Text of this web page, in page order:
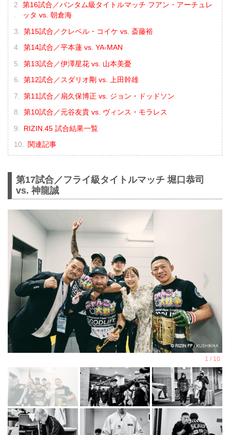
第16試合／バンタム級タイトルマッチ フアン・アーチュレ
ッタ vs. 朝倉海
第15試合／クレベル・コイケ vs. 斎藤裕
第14試合／平本蓮 vs. YA-MAN
第13試合／伊澤星花 vs. 山本美憂
第12試合／スダリオ剛 vs. 上田幹雄
第11試合／扇久保博正 vs. ジョン・ドッドソン
第10試合／元谷友貴 vs. ヴィンス・モラレス
RIZIN.45 試合結果一覧
関連記事
第17試合／フライ級タイトルマッチ 堀口恭司
vs. 神龍誠